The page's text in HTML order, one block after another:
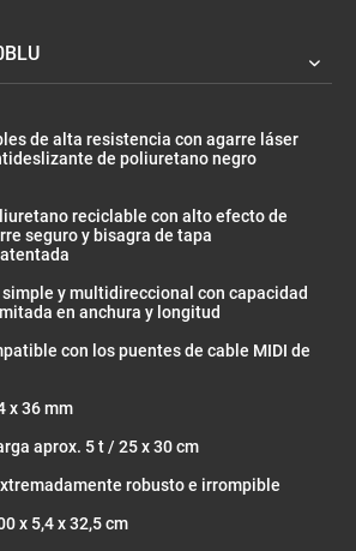
de alta resistencia con agarre láser
de poliuretano negro
reciclable con alto efecto de
seguro y bisagra de tapa
y multidireccional con capacidad
en anchura y longitud
con los puentes de cable MIDI de
x 36 mm
aprox. 5 t / 25 x 30 cm
robusto e irrompible
x 5,4 x 32,5 cm